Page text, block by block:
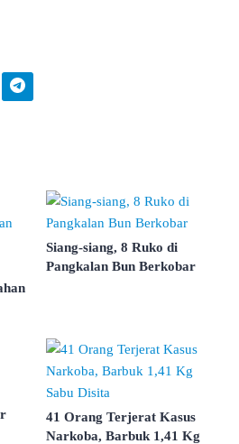
Siang-siang, 8 Ruko di
Pangkalan Bun Berkobar
41 Orang Terjerat Kasus
Narkoba, Barbuk 1,41 Kg